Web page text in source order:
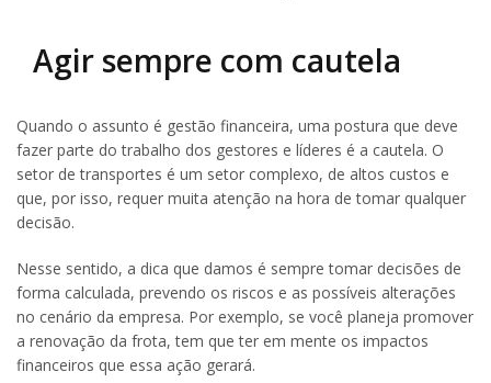
Agir sempre com cautela
Quando o assunto é gestão financeira, uma postura que deve
fazer parte do trabalho dos gestores e líderes é a cautela. O
setor de transportes é um setor complexo, de altos custos e
que, por isso, requer muita atenção na hora de tomar qualquer
decisão.
Nesse sentido, a dica que damos é sempre tomar decisões de
forma calculada, prevendo os riscos e as possíveis alterações
no cenário da empresa. Por exemplo, se você planeja promover
a renovação da frota, tem que ter em mente os impactos
financeiros que essa ação gerará.